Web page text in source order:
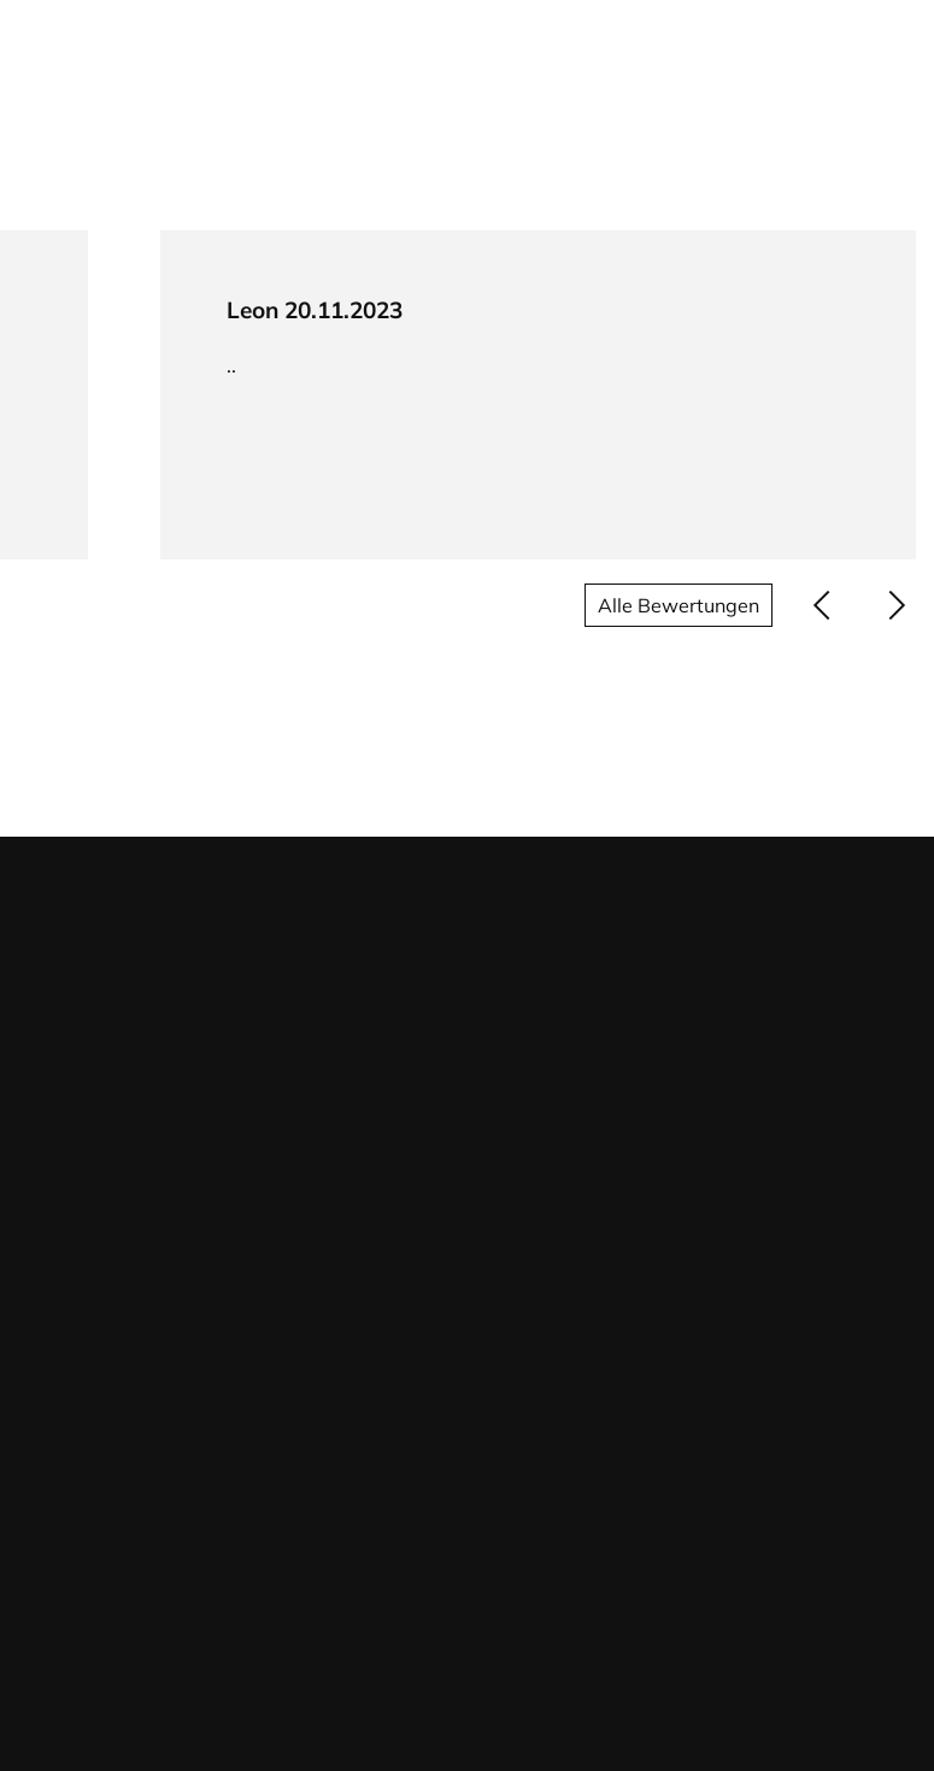
Leon 20.11.2023
..
Alle Bewertungen